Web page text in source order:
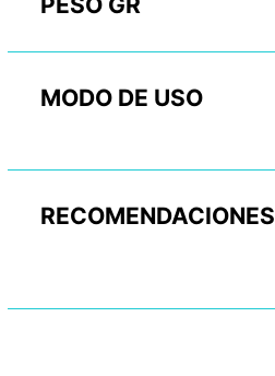
MODO DE USO